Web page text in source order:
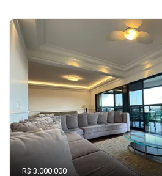
R$ 3.000.000